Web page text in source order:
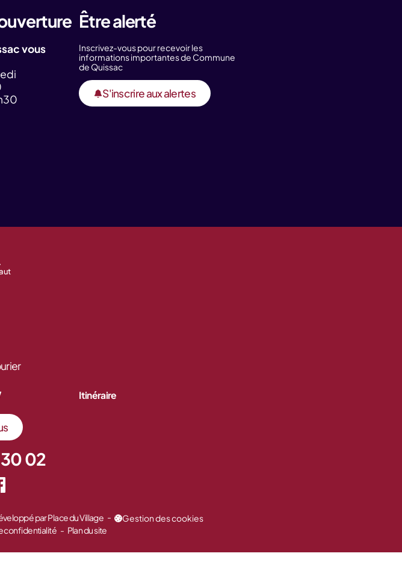
vous
Être alerté
Inscrivez-vous pour recevoir les
informations importantes de Commune
de Quissac
S'inscrire aux alertes
Itinéraire
02
par Place du Village
Gestion des cookies
confidentialité Plan du site